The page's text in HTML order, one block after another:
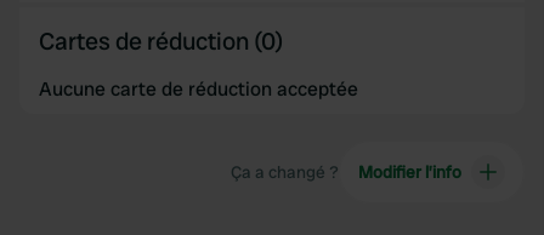
Cartes de réduction (0)
Aucune carte de réduction acceptée
Ça a changé ? Modifier l’info